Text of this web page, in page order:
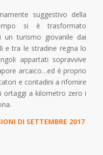
suggestivo della
si è trasformato
un turismo giovanile dai
e tra le stradine regna lo
appartati sopravvive
arcaico…ed è proprio
e contadini a rifornire
ortaggi a kilometro zero i
DI SETTEMBRE 2017